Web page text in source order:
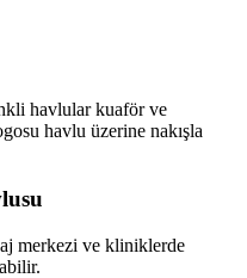
havlular kuaför ve
havlu üzerine nakışla
merkezi ve kliniklerde